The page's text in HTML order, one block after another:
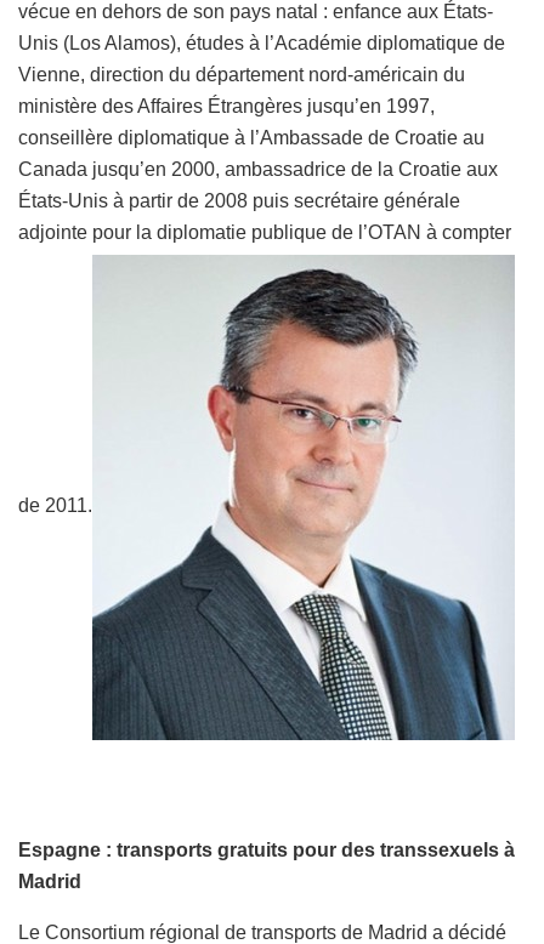
vécue en dehors de son pays natal : enfance aux États-
Unis (Los Alamos), études à l’Académie diplomatique de
Vienne, direction du département nord-américain du
ministère des Affaires Étrangères jusqu’en 1997,
conseillère diplomatique à l’Ambassade de Croatie au
Canada jusqu’en 2000, ambassadrice de la Croatie aux
États-Unis à partir de 2008 puis secrétaire générale
adjointe pour la diplomatie publique de l’OTAN à compter
de 2011.
Espagne : transports gratuits pour des transsexuels à
Madrid
Le Consortium régional de transports de Madrid a décidé